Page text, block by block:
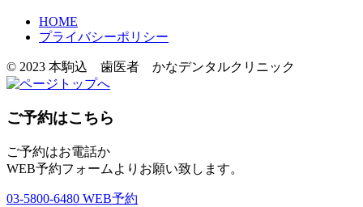
HOME
プライバシーポリシー
© 2023 本駒込 歯医者 かなデンタルクリニック
ご予約はこちら
ご予約はお電話か
WEB予約フォームよりお願い致します。
03-5800-6480 WEB予約